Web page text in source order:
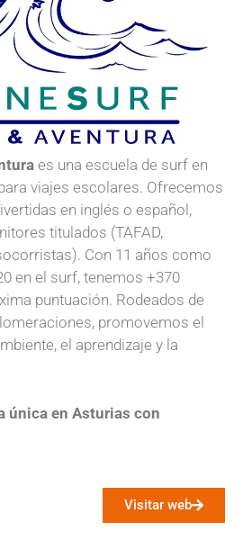
es una escuela de surf en
viajes escolares. Ofrecemos
en inglés o español,
titulados (TAFAD,
Con 11 años como
en el surf, tenemos +370
puntuación. Rodeados de
promovemos el
el aprendizaje y la
única en Asturias con
Visitar web